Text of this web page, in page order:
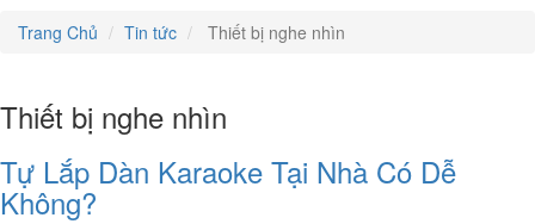
Trang Chủ
Tin tức Thiết bị nghe nhìn
Thiết bị nghe nhìn
Tự Lắp Dàn Karaoke Tại Nhà Có Dễ
Không?